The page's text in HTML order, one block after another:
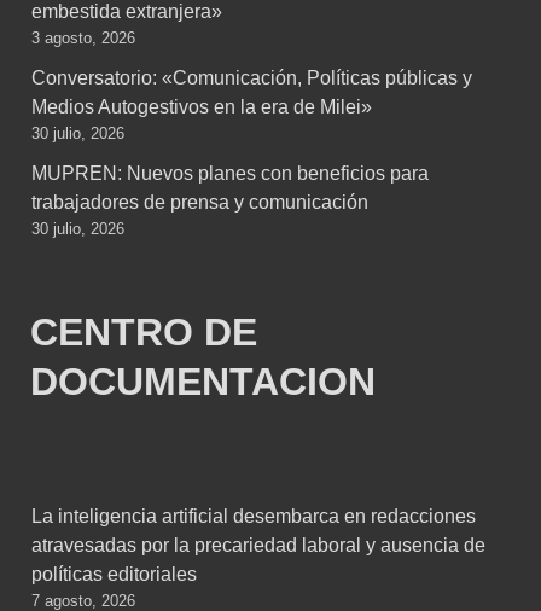
embestida extranjera»
3 agosto, 2026
Conversatorio: «Comunicación, Políticas públicas y
Medios Autogestivos en la era de Milei»
30 julio, 2026
MUPREN: Nuevos planes con beneficios para
trabajadores de prensa y comunicación
30 julio, 2026
CENTRO DE
DOCUMENTACION
La inteligencia artificial desembarca en redacciones
atravesadas por la precariedad laboral y ausencia de
políticas editoriales
7 agosto, 2026